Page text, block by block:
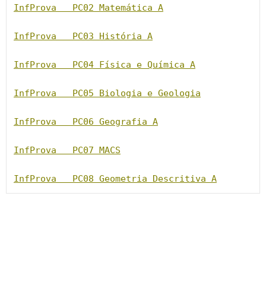
InfProva   PC02 Matemática A
InfProva   PC03 História A
InfProva   PC04 Física e Química A
InfProva   PC05 Biologia e Geologia
InfProva   PC06 Geografia A
InfProva   PC07 MACS
InfProva   PC08 Geometria Descritiva A